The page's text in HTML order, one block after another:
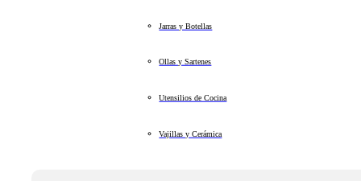
Jarras y Botellas
Ollas y Sartenes
Utensilios de Cocina
Vajillas y Cerámica